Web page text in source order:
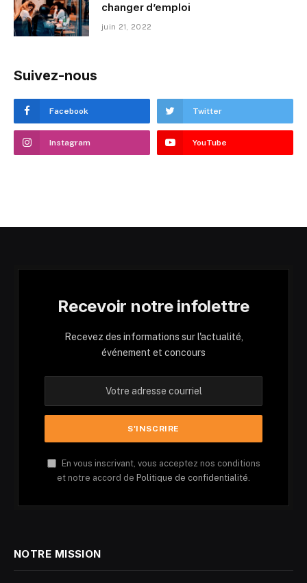
changer d’emploi
juin 21, 2022
Suivez-nous
Facebook Twitter
Instagram YouTube
Recevoir notre infolettre
Recevez des informations sur l'actualité,
événement et concours
En vous inscrivant, vous acceptez nos conditions
et notre accord de Politique de confidentialité.
NOTRE MISSION